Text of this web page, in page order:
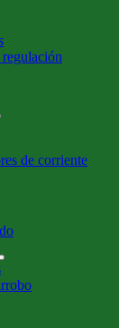
regulación
de corriente